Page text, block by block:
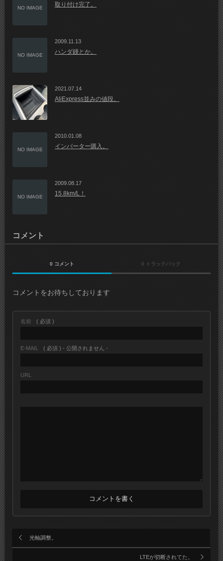
NO IMAGE 取り付け完了。
NO IMAGE
2009.11.13
ハンダ鏝とか。
2021.07.14
AliExpress並みの値段。
NO IMAGE
2010.01.08
インバーター購入。
NO IMAGE
2009.08.17
15.8km/L！
コメント
0 コメント 0 トラックバック
コメントをお待ちしております
名前 ( 必須 )
E-MAIL ( 必須 ) - 公開されません -
URL
光軸調整。
LTEが切断されてた。